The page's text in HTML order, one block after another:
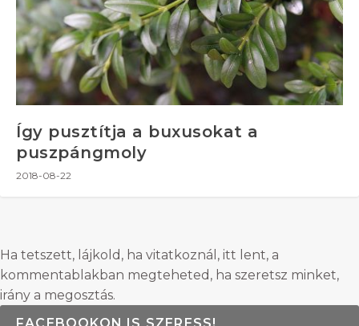
Így pusztítja a buxusokat a
puszpángmoly
2018-08-22
Ha tetszett, lájkold, ha vitatkoznál, itt lent, a
kommentablakban megteheted, ha szeretsz minket,
irány a megosztás.